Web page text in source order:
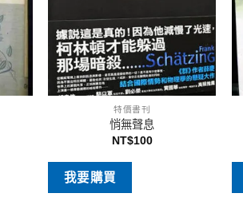
特價書刊
悄無聲息
NT$100
我要購買